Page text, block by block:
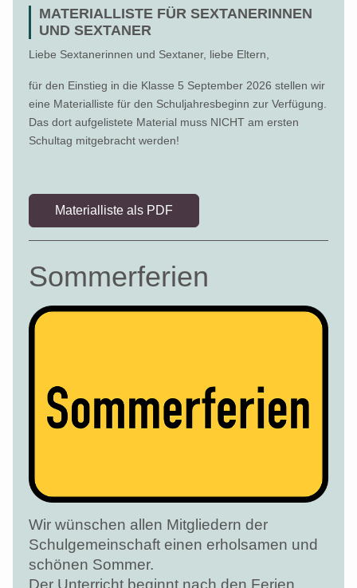
MATERIALLISTE FÜR SEXTANERINNEN
UND SEXTANER
Liebe Sextanerinnen und Sextaner, liebe Eltern,
für den Einstieg in die Klasse 5 September 2026 stellen wir
eine Materialliste für den Schuljahresbeginn zur Verfügung.
Das dort aufgelistete Material muss NICHT am ersten
Schultag mitgebracht werden!
Materialliste als PDF
Sommerferien
Wir wünschen allen Mitgliedern der
Schulgemeinschaft einen erholsamen und
schönen Sommer.
Der Unterricht beginnt nach den Ferien